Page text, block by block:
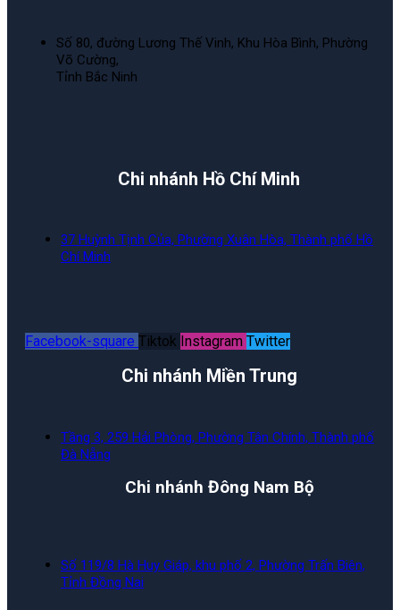
Số 80, đường Lương Thế Vinh, Khu Hòa Bình, Phường
Võ Cường,
Tỉnh Bắc Ninh
Chi nhánh Hồ Chí Minh
37 Huỳnh Tịnh Của, Phường Xuân Hòa, Thành phố Hồ
Chí Minh
Facebook-square Tiktok Instagram Twitter
Chi nhánh Miền Trung
Tầng 3, 259 Hải Phòng, Phường Tân Chính, Thành phố
Đà Nẵng
Chi nhánh Đông Nam Bộ
Số 119/8 Hà Huy Giáp, khu phố 2, Phường Trấn Biên,
Tỉnh Đồng Nai